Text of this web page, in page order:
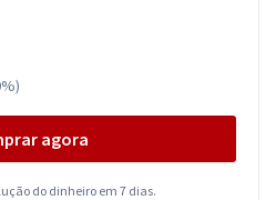
agora
do dinheiro em 7 dias.